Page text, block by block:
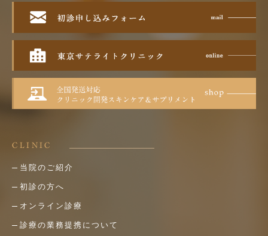
CLINIC
当院のご紹介
初診の方へ
オンライン診療
診療の業務提携について